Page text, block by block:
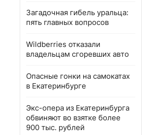
Загадочная гибель уральца:
пять главных вопросов
Wildberries отказали
владельцам сгоревших авто
Опасные гонки на самокатах
в Екатеринбурге
Экс-опера из Екатеринбурга
обвиняют во взятке более
900 тыс. рублей